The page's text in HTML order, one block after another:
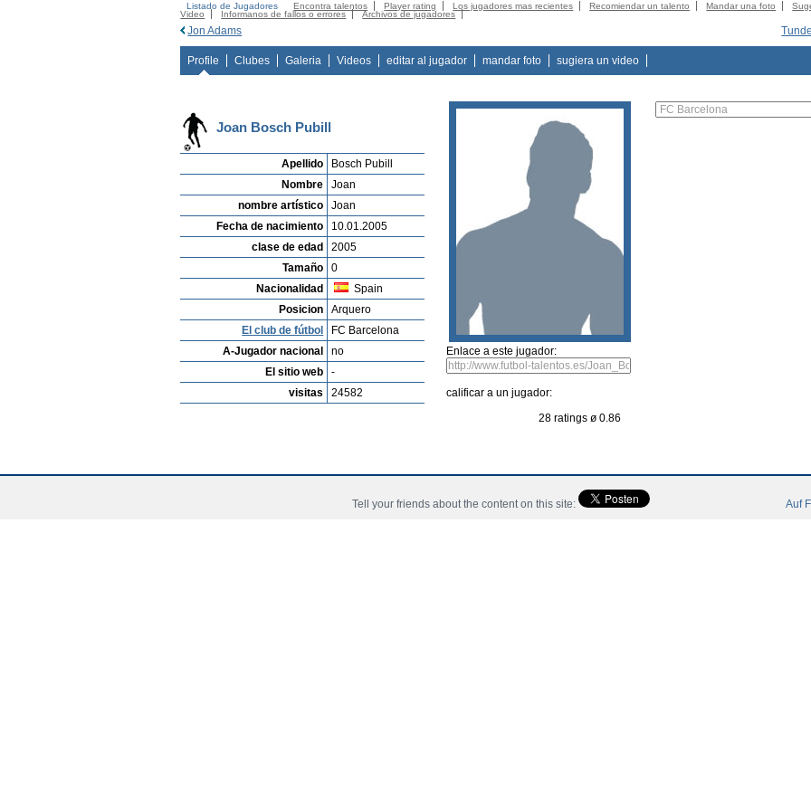
Listado de Jugadores Encontra talentos Player rating Los jugadores mas recientes Recomiendar un talento Mandar una foto
Video
Informanos de fallos o errores Archivos de jugadores
Jon Adams
Profile Clubes Galeria Videos editar al jugador mandar foto sugiera un video
Joan Bosch Pubill
Apellido
Bosch Pubill
Nombre
Joan
nombre artístico
Joan
Fecha de nacimiento
10.01.2005
clase de edad
2005
Tamaño
0
Nacionalidad
Spain
Posicion
Arquero
El club de fútbol
FC Barcelona
A-Jugador nacional
no
El sitio web
-
visitas
24582
Enlace a este jugador:
calificar a un jugador:
28 ratings ø 0.86
Tell your friends about the content on this site: Auf